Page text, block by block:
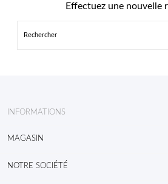
Effectuez une nouvelle
INFORMATIONS
MAGASIN
NOTRE SOCIÉTÉ